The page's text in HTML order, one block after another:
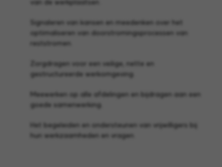
van de werkplaatsen.
Signaleren van kansen en meedenken over het
optimaliseren van doorstromingsprocessen van
reststromen.
Zorgdragen voor een veilige, nette en
gestructureerde werkomgeving.
Meewerken op alle afdelingen en bijdragen aan een
goede samenwerking.
Het begeleiden en ondersteunen van vrijwilligers bij
hun werkzaamheden en vragen.